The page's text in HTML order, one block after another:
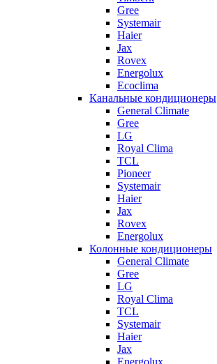
Gree
Systemair
Haier
Jax
Rovex
Energolux
Ecoclima
Канальные кондиционеры
General Climate
Gree
LG
Royal Clima
TCL
Pioneer
Systemair
Haier
Jax
Rovex
Energolux
Колонные кондиционеры
General Climate
Gree
LG
Royal Clima
TCL
Systemair
Haier
Jax
Energolux